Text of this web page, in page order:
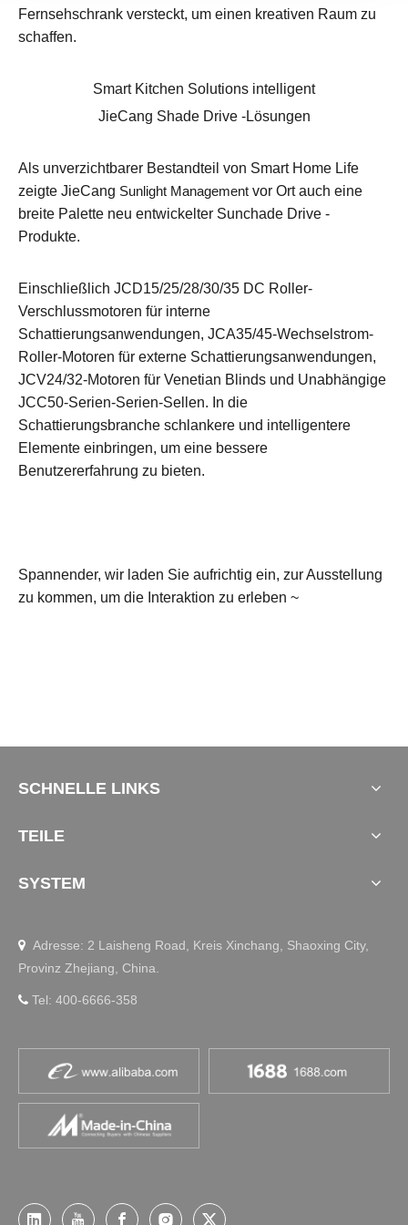
Fernsehschrank versteckt, um einen kreativen Raum zu
schaffen.
Smart Kitchen Solutions intelligent
JieCang Shade Drive -Lösungen
Als unverzichtbarer Bestandteil von Smart Home Life
zeigte JieCang Sunlight Management vor Ort auch eine
breite Palette neu entwickelter Sunchade Drive -
Produkte.
Einschließlich JCD15/25/28/30/35 DC Roller-
Verschlussmotoren für interne
Schattierungsanwendungen, JCA35/45-Wechselstrom-
Roller-Motoren für externe Schattierungsanwendungen,
JCV24/32-Motoren für Venetian Blinds und Unabhängige
JCC50-Serien-Serien-Sellen. In die
Schattierungsbranche schlankere und intelligentere
Elemente einbringen, um eine bessere
Benutzererfahrung zu bieten.
Spannender, wir laden Sie aufrichtig ein, zur Ausstellung
zu kommen, um die Interaktion zu erleben ~
SCHNELLE LINKS
TEILE
SYSTEM
 Adresse: 2 Laisheng Road, Kreis Xinchang, Shaoxing City,
Provinz Zhejiang, China.
 Tel: 400-6666-358